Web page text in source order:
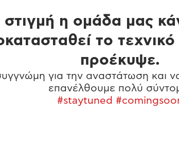
η ομάδα μας
το
προέκυψε.
για την αναστάτωση και να
επανέλθουμε πολύ
#staytuned